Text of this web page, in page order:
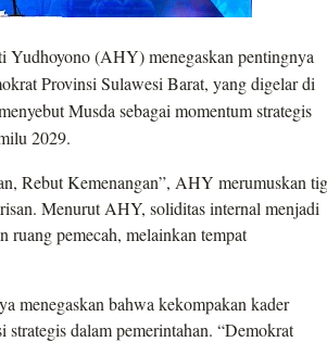
(AHY) menegaskan pentingnya
Provinsi Sulawesi Barat, yang digelar di
Musda sebagai momentum strategis
2029.
Rebut Kemenangan”, AHY merumuskan
Menurut AHY, soliditas internal menjadi
ruang pemecah, melainkan tempat
menegaskan bahwa kekompakan kader
strategis dalam pemerintahan. “Demokrat